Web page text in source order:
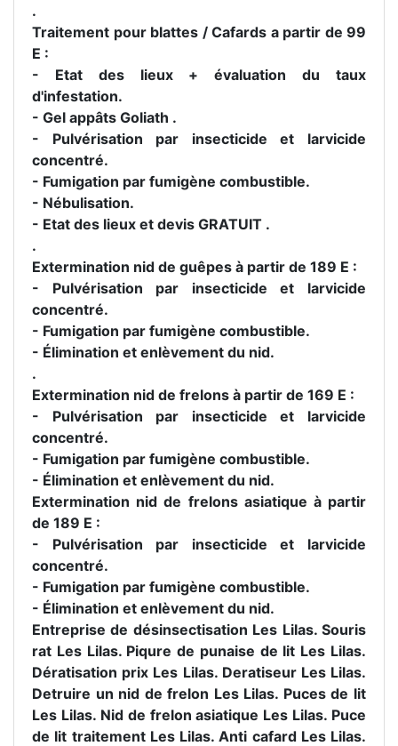
.
Traitement pour blattes / Cafards a partir de 99
E :
- Etat des lieux + évaluation du taux
d'infestation.
- Gel appâts Goliath .
- Pulvérisation par insecticide et larvicide
concentré.
- Fumigation par fumigène combustible.
- Nébulisation.
- Etat des lieux et devis GRATUIT .
.
Extermination nid de guêpes à partir de 189 E :
- Pulvérisation par insecticide et larvicide
concentré.
- Fumigation par fumigène combustible.
- Élimination et enlèvement du nid.
.
Extermination nid de frelons à partir de 169 E :
- Pulvérisation par insecticide et larvicide
concentré.
- Fumigation par fumigène combustible.
- Élimination et enlèvement du nid.
Extermination nid de frelons asiatique à partir
de 189 E :
- Pulvérisation par insecticide et larvicide
concentré.
- Fumigation par fumigène combustible.
- Élimination et enlèvement du nid.
Entreprise de désinsectisation Les Lilas. Souris
rat Les Lilas. Piqure de punaise de lit Les Lilas.
Dératisation prix Les Lilas. Deratiseur Les Lilas.
Detruire un nid de frelon Les Lilas. Puces de lit
Les Lilas. Nid de frelon asiatique Les Lilas. Puce
de lit traitement Les Lilas. Anti cafard Les Lilas.